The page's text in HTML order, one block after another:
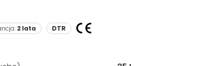
2 lata DTR